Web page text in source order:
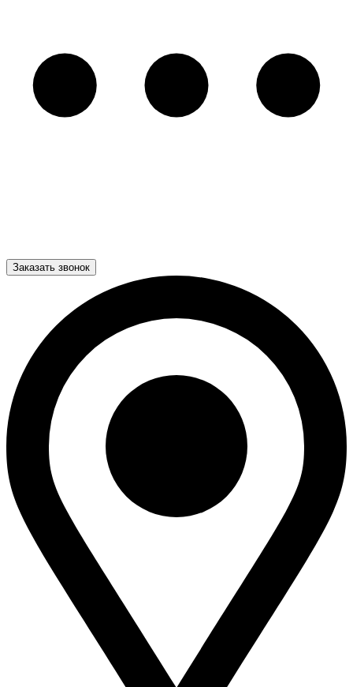
Заказать звонок